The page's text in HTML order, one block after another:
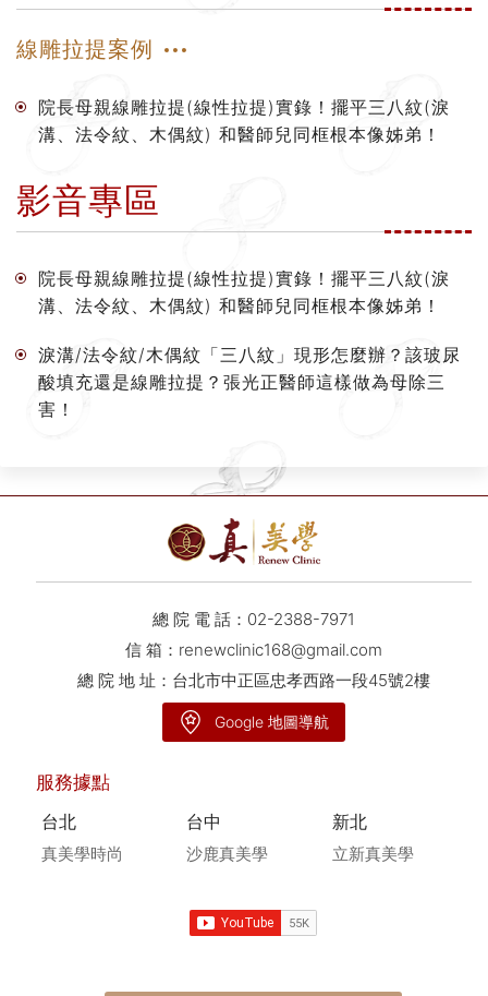
線雕拉提案例
院長母親線雕拉提(線性拉提)實錄！擺平三八紋(淚
溝、法令紋、木偶紋) 和醫師兒同框根本像姊弟！
影音專區
院長母親線雕拉提(線性拉提)實錄！擺平三八紋(淚
溝、法令紋、木偶紋) 和醫師兒同框根本像姊弟！
淚溝/法令紋/木偶紋「三八紋」現形怎麼辦？該玻尿
酸填充還是線雕拉提？張光正醫師這樣做為母除三
害！
總 院 電 話： 02-2388-7971
信 箱： renewclinic168@gmail.com
總 院 地 址：台北市中正區忠孝西路一段45號2樓
Google 地圖導航
服務據點
台北
真美學時尚
台中
沙鹿真美學
新北
立新真美學